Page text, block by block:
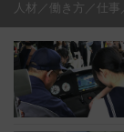
人材／働き方／仕